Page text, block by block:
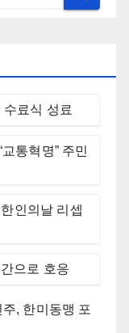
료식 성료
통혁명” 주민
인의날 리셉
으로 호응
, 한미동맹 포